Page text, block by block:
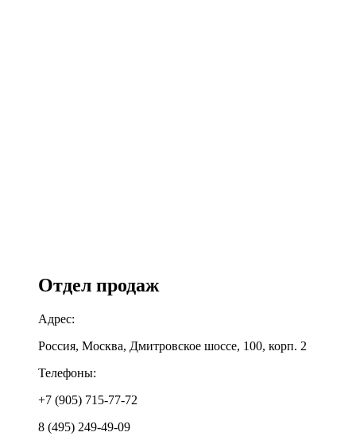
Отдел продаж
Адрес:
Россия, Москва, Дмитровское шоссе, 100, корп. 2
Телефоны:
+7 (905) 715-77-72
8 (495) 249-49-09